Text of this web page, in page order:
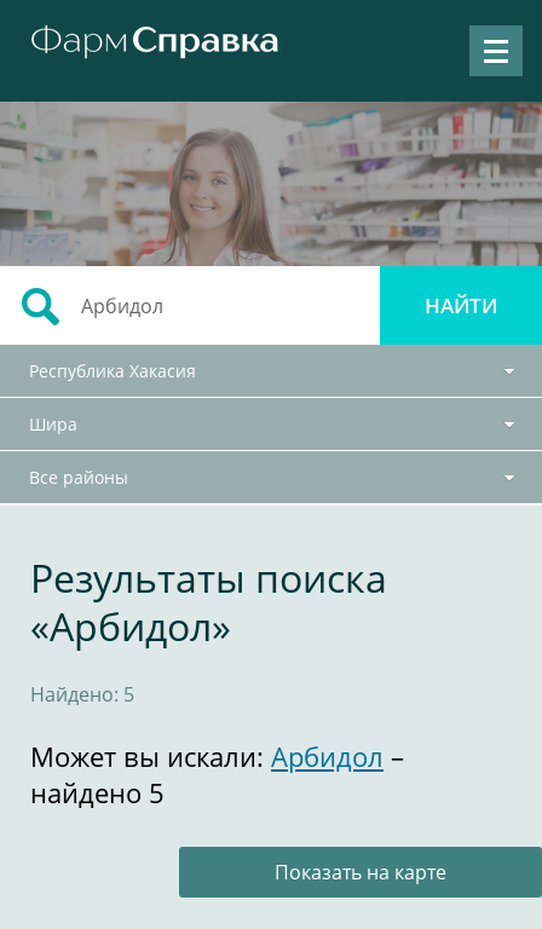
Республика Хакасия
Шира
Все районы
Результаты поиска
«Арбидол»
Найдено: 5
Может вы искали: Арбидол –
найдено 5
Показать на карте